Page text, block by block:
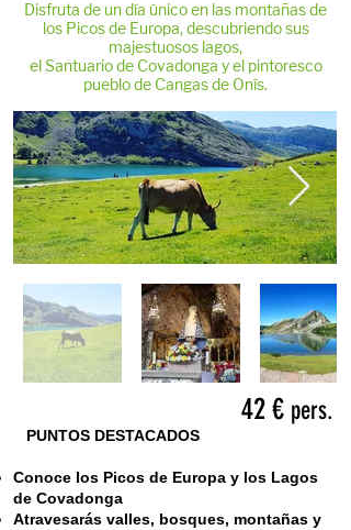
Disfruta de un día único en las montañas de
los Picos de Europa, descubriendo sus
majestuosos lagos,
el Santuario de Covadonga y el pintoresco
pueblo de Cangas de Onís.
42 € pers.
PUNTOS DESTACADOS
Conoce los Picos de Europa y los Lagos
de Covadonga
Atravesarás valles, bosques, montañas y